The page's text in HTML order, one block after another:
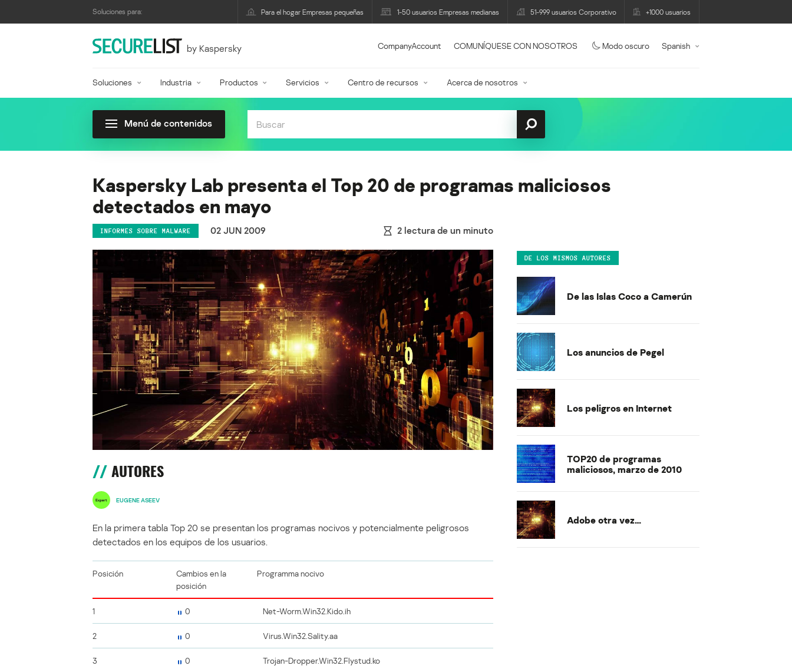
Soluciones para: Para el hogar Empresas pequeñas 1-50 usuarios Empresas medianas 51-999 usuarios Corporativo +1000 usuarios
by Kaspersky CompanyAccount COMUNÍQUESE CON NOSOTROS Modo oscuro Spanish
Soluciones Industria Productos Servicios Centro de recursos Acerca de nosotros
Menú de contenidos
Kaspersky Lab presenta el Top 20 de programas maliciosos
detectados en mayo
INFORMES SOBRE MALWARE 02 JUN 2009 2 lectura de un minuto
AUTORES
EUGENE ASEEV
En la primera tabla Top 20 se presentan los programas nocivos y potencialmente peligrosos
detectados en los equipos de los usuarios.
Posición
Cambios en la
posición
Programma nocivo
1 0 Net-Worm.Win32.Kido.ih
2 0 Virus.Win32.Sality.aa
3 0 Trojan-Dropper.Win32.Flystud.ko
DE LOS MISMOS AUTORES
De las Islas Coco a Camerún
Los anuncios de Pegel
Los peligros en Internet
TOP20 de programas
maliciosos, marzo de 2010
Adobe otra vez…